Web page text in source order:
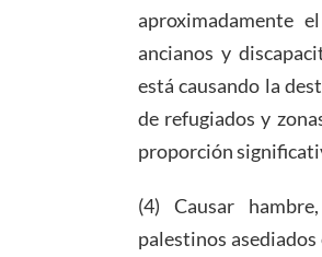
aproximadamente
ancianos y
está causando la
de refugiados y
proporción
(4) Causar
palestinos